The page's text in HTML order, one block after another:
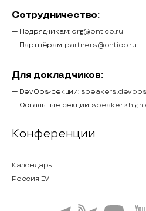
Сотрудничество:
— Подрядчикам: org@ontico.ru
— Партнёрам: partners@ontico.ru
Для докладчиков:
— DevOps-секции:
— Остальные секции:
Конференции
Календарь
Россия IV